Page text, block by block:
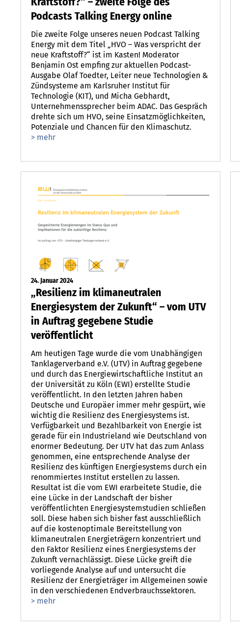
Podcasts Talking Energy online
Die zweite Folge unseres neuen Podcast Talking
Energy mit dem Titel „HVO – Was verspricht der
neue Kraftstoff?“ ist im Kasten! Moderator
Benjamin Ost empfing zur aktuellen Podcast-
Ausgabe Olaf Toedter, Leiter neue Technologien &
Zündsysteme am Karlsruher Institut für
Technologie (KIT), und Micha Gebhardt,
Unternehmenssprecher beim ADAC. Das Gespräch
drehte sich um HVO, seine Einsatzmöglichkeiten,
Potenziale und Chancen für den Klimaschutz.
> mehr
24. Januar 2024
„Resilienz im klimaneutralen
Energiesystem der Zukunft“ – vom UTV
in Auftrag gegebene Studie
veröffentlicht
Am heutigen Tage wurde die vom Unabhängigen
Tanklagerverband e.V. (UTV) in Auftrag gegebene
und durch das Energiewirtschaftliche Institut an
der Universität zu Köln (EWI) erstellte Studie
veröffentlicht. In den letzten Jahren haben
Deutsche und Europäer immer mehr gespürt, wie
wichtig die Resilienz des Energiesystems ist.
Verfügbarkeit und Bezahlbarkeit von Energie ist
gerade für ein Industrieland wie Deutschland von
enormer Bedeutung. Der UTV hat das zum Anlass
genommen, eine entsprechende Analyse der
Resilienz des künftigen Energiesystems durch ein
renommiertes Institut erstellen zu lassen.
Resultat ist die vom EWI erarbeitete Studie, die
eine Lücke in der Landschaft der bisher
veröffentlichten Energiesystemstudien schließen
soll. Diese haben sich bisher fast ausschließlich
auf die kostenoptimale Bereitstellung von
klimaneutralen Energieträgern konzentriert und
den Faktor Resilienz eines Energiesystems der
Zukunft vernachlässigt. Diese Lücke greift die
vorliegende Analyse auf und untersucht die
Resilienz der Energieträger im Allgemeinen sowie
in den verschiedenen Endverbrauchssektoren.
> mehr